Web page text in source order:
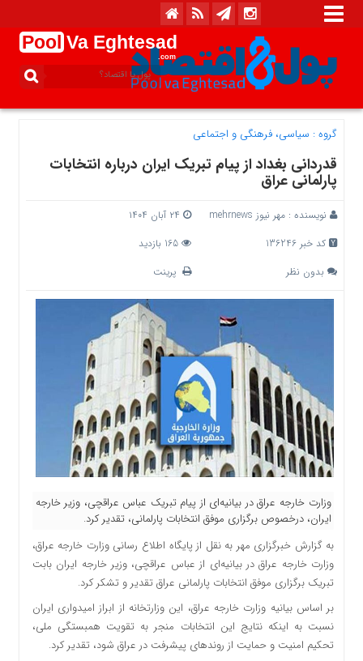
Pool Va Eghtesad
.com
گروه : سیاسی، فرهنگی و اجتماعی
قدردانی بغداد از پیام تبریک ایران درباره انتخابات
پارلمانی عراق
نویسنده : مهر نیوز mehrnews
کد خبر 136246
165 بازدید
بدون نظر
پرینت
وزارت خارجه عراق در بیانیه‌ای از پیام تبریک عباس عراقچی، وزیر خارجه
ایران، درخصوص برگزاری موفق انتخابات پارلمانی، تقدیر کرد.
به گزارش خبرگزاری مهر به نقل از پایگاه اطلاع رسانی وزارت خارجه عراق،
وزارت خارجه عراق در بیانیه‌ای از عباس عراقچی، وزیر خارجه ایران بابت
تبریک برگزاری موفق انتخابات پارلمانی عراق تقدیر و تشکر کرد.
بر اساس بیانیه وزارت خارجه عراق، این وزارتخانه از ابراز امیدواری ایران
نسبت به اینکه نتایج این انتخابات منجر به تقویت همبستگی ملی،
تحکیم امنیت و حمایت از روندهای پیشرفت در عراق شود، تقدیر کرد.